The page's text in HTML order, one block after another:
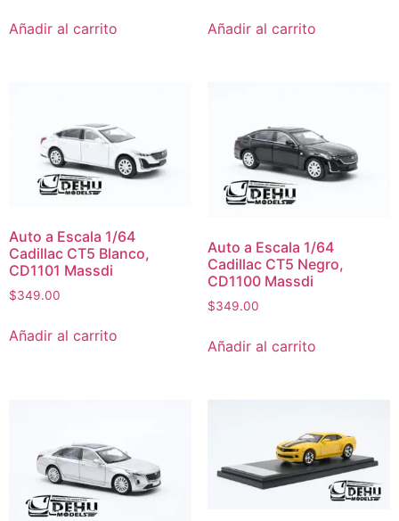
Añadir al carrito Añadir al carrito
Auto a Escala 1/64
Cadillac CT5 Blanco,
CD1101 Massdi
$349.00
Añadir al carrito
Auto a Escala 1/64
Cadillac CT5 Negro,
CD1100 Massdi
$349.00
Añadir al carrito